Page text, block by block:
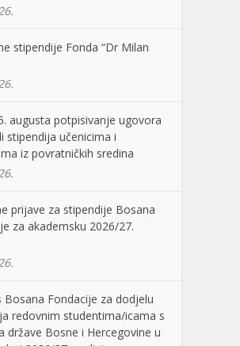
stipendije Fonda “Dr Milan
augusta potpisivanje ugovora
stipendija učenicima i
iz povratničkih sredina
prijave za stipendije Bosana
za akademsku 2026/27.
Bosana Fondacije za dodjelu
redovnim studentima/icama s
države Bosne i Hercegovine u